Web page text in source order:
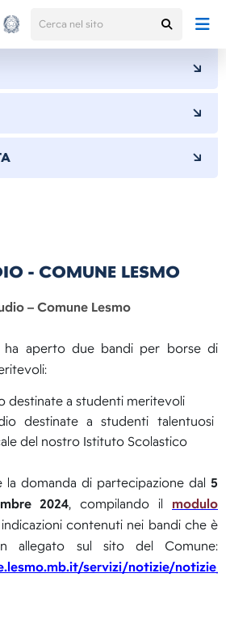
- COMUNE LESMO
– Comune Lesmo
ha aperto due bandi per borse di
destinate a studenti meritevoli
destinate a studenti talentuosi
del nostro Istituto Scolastico
la domanda di partecipazione dal 5
2024, compilando il modulo
contenuti nei bandi che è
allegato sul sito del Comune:
servizi/notizie/